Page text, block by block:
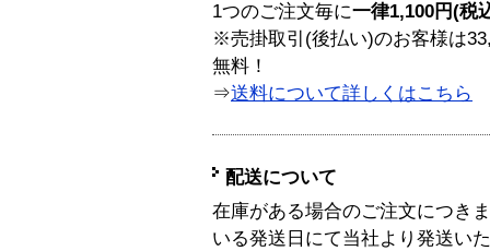
1つのご注文毎に一律1,100円(税
※売掛取引(後払い)のお客様は
無料！
⇒送料について詳しくはこちら
配送について
在庫がある場合のご注文につき
いる発送日にて当社より発送い